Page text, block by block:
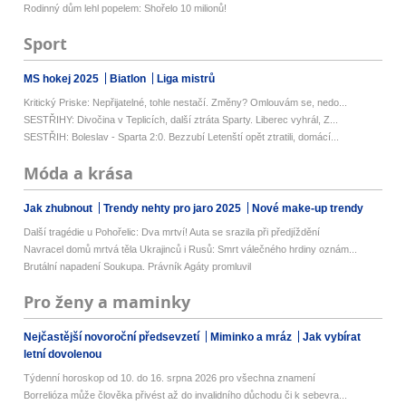
Rodinný dům lehl popelem: Shořelo 10 milionů!
Sport
MS hokej 2025 Biatlon Liga mistrů
Kritický Priske: Nepřijatelné, tohle nestačí. Změny? Omlouvám se, nedo...
SESTŘIHY: Divočina v Teplicích, další ztráta Sparty. Liberec vyhrál, Z...
SESTŘIH: Boleslav - Sparta 2:0. Bezzubí Letenští opět ztratili, domácí...
Móda a krása
Jak zhubnout Trendy nehty pro jaro 2025 Nové make-up trendy
Další tragédie u Pohořelic: Dva mrtví! Auta se srazila při předjíždění
Navracel domů mrtvá těla Ukrajinců i Rusů: Smrt válečného hrdiny oznám...
Brutální napadení Soukupa. Právník Agáty promluvil
Pro ženy a maminky
Nejčastější novoroční předsevzetí Miminko a mráz
Jak vybírat
letní dovolenou
Týdenní horoskop od 10. do 16. srpna 2026 pro všechna znamení
Borrelióza může člověka přivést až do invalidního důchodu či k sebevra...